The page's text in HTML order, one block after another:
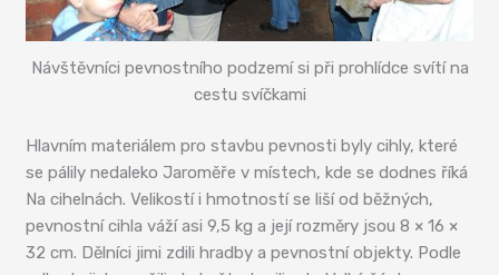
Návštěvníci pevnostního podzemí si při prohlídce svítí na
cestu svíčkami
Hlavním materiálem pro stavbu pevnosti byly cihly, které
se pálily nedaleko Jaroměře v místech, kde se dodnes říká
Na cihelnách. Velikostí i hmotností se liší od běžných,
pevnostní cihla váží asi 9,5 kg a její rozměry jsou 8 × 16 ×
32 cm. Dělníci jimi zdili hradby a pevnostní objekty. Podle